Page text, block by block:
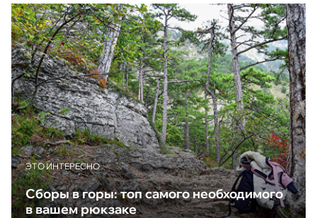
ЭТО ИНТЕРЕСНО
Сборы в горы: топ самого необходимого
в вашем рюкзаке